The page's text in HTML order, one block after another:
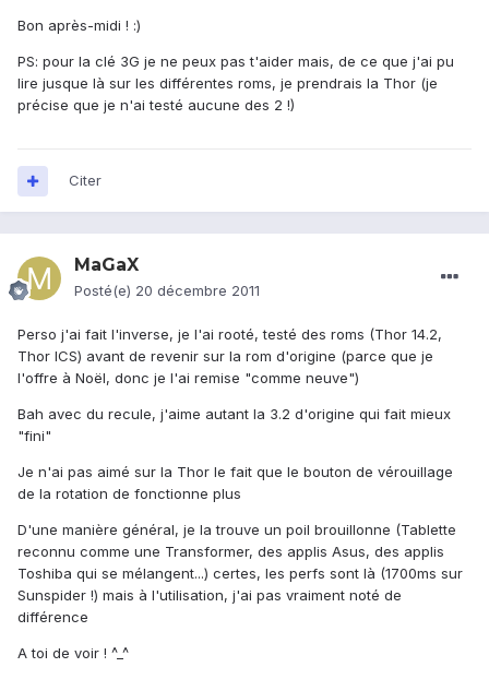
Bon après-midi ! :)
PS: pour la clé 3G je ne peux pas t'aider mais, de ce que j'ai pu
lire jusque là sur les différentes roms, je prendrais la Thor (je
précise que je n'ai testé aucune des 2 !)
Citer
MaGaX
Posté(e) 20 décembre 2011
Perso j'ai fait l'inverse, je l'ai rooté, testé des roms (Thor 14.2,
Thor ICS) avant de revenir sur la rom d'origine (parce que je
l'offre à Noël, donc je l'ai remise "comme neuve")
Bah avec du recule, j'aime autant la 3.2 d'origine qui fait mieux
"fini"
Je n'ai pas aimé sur la Thor le fait que le bouton de vérouillage
de la rotation de fonctionne plus
D'une manière général, je la trouve un poil brouillonne (Tablette
reconnu comme une Transformer, des applis Asus, des applis
Toshiba qui se mélangent...) certes, les perfs sont là (1700ms sur
Sunspider !) mais à l'utilisation, j'ai pas vraiment noté de
différence
A toi de voir ! ^_^